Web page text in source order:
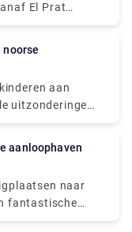
El Prat
dok (10 mijl,
volg de Ronda
aan
uitzonderingen
Volgens
op de
van de reis.
naar
fantastische
is wandelen